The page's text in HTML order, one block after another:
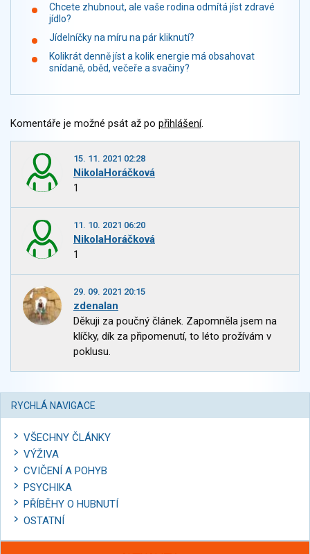
Chcete zhubnout, ale vaše rodina odmítá jíst zdravé
jídlo?
Jídelníčky na míru na pár kliknutí?
Kolikrát denně jíst a kolik energie má obsahovat
snídaně, oběd, večeře a svačiny?
Komentáře je možné psát až po přihlášení.
15. 11. 2021 02:28
NikolaHoráčková
1
11. 10. 2021 06:20
NikolaHoráčková
1
29. 09. 2021 20:15
zdenalan
Děkuji za poučný článek. Zapomněla jsem na
klíčky, dík za připomenutí, to léto prožívám v
poklusu.
RYCHLÁ NAVIGACE
VŠECHNY ČLÁNKY
VÝŽIVA
CVIČENÍ A POHYB
PSYCHIKA
PŘÍBĚHY O HUBNUTÍ
OSTATNÍ